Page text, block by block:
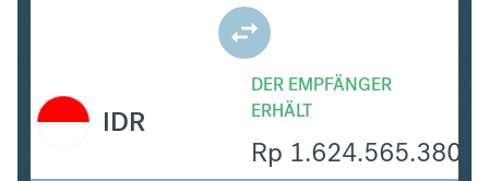
DER EMPFÄNGER
ERHÄLT
Rp 1.624.565.380
IDR